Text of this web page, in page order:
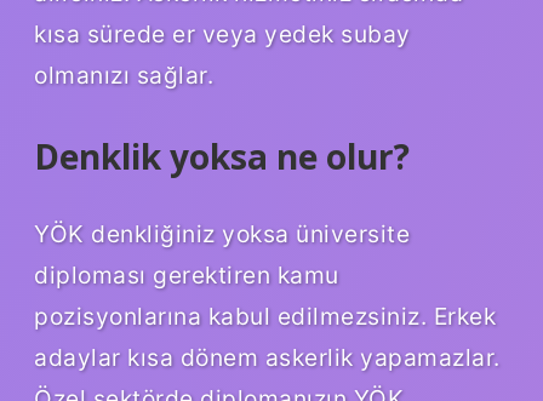
kısa sürede er veya yedek subay
olmanızı sağlar.
Denklik yoksa ne olur?
YÖK denkliğiniz yoksa üniversite
diploması gerektiren kamu
pozisyonlarına kabul edilmezsiniz. Erkek
adaylar kısa dönem askerlik yapamazlar.